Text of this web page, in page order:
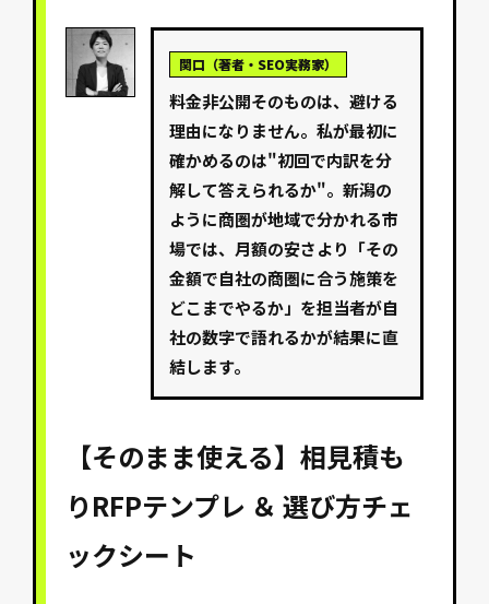
関口（著者・SEO実務家）
料金非公開そのものは、避ける
理由になりません。私が最初に
確かめるのは"初回で内訳を分
解して答えられるか"。新潟の
ように商圏が地域で分かれる市
場では、月額の安さより「その
金額で自社の商圏に合う施策を
どこまでやるか」を担当者が自
社の数字で語れるかが結果に直
結します。
【そのまま使える】相見積も
りRFPテンプレ ＆ 選び方チェ
ックシート